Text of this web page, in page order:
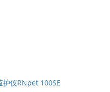
护仪RNpet 100SE